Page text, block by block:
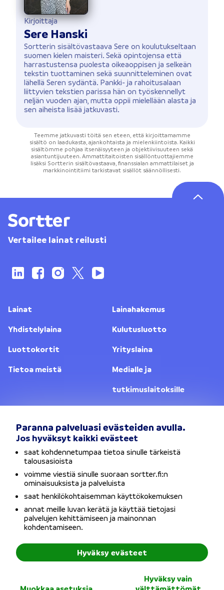
Paranna palveluasi evästeiden avulla.
Jos hyväksyt kaikki evästeet
saat kohdennetumpaa tietoa sinulle tärkeistä
talousasioista
voimme viestiä sinulle suoraan sortter.fi:n
ominaisuuksista ja palveluista
saat henkilökohtaisemman käyttökokemuksen
annat meille luvan kerätä ja käyttää tietojasi
palvelujen kehittämiseen ja mainonnan
kohdentamiseen.
Hyväksy vain
Hyväksy evästeet
Kirjoittaja
Sere Hanski
Sortterin sisältövastaava Sere on koulutukseltaan
suomen kielen maisteri. Sekä opintojensa että
harrastustensa puolesta oikeaoppisen ja selkeän
tekstin tuottaminen sekä suunnitteleminen ovat
lähellä Seren sydäntä. Pankki- ja rahoitusalaan
liittyvien tekstien parissa hän on työskennellyt
neljän vuoden ajan, mutta oppii mielellään alasta ja
sen aiheista lisää jatkuvasti.
Teemme jatkuvasti töitä sen eteen, että kirjoittamamme
sisältö on laadukasta, ajankohtaista ja mielenkiintoista. Kaikki
sisältömme pohjaa itsenäisyyteen ja objektiivisuuteen sekä
asiantuntijuuteen. Ammattitaitoisten sisällöntuottajiemme
lisäksi Sortterin sisältövastaava, finanssialan ammattilaiset ja
markkinointitiimi tarkistavat sisällöt säännöllisesti.
Vertailee lainat reilusti
Lainat
Lainahakemus
Yhdistelylaina
Kulutusluotto
Luottokortit
Yrityslaina
Tietoa meistä
Medialle ja
tutkimuslaitoksille
Vaihda sijaintia
Käyttöehdot
Evästeet
Copyright © Sortter Oy / Y-tunnus: 2954352-7 / Osoite:
Bulevardi 21, 00180 Helsinki